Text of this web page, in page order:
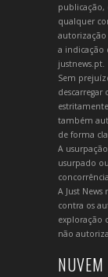
publicação,
qualquer
autorização
a indicação
justnews.pt.
Sem
descarregar
também
de forma
A
usurpado
A Just
contra os
exploração
não
NUVEM